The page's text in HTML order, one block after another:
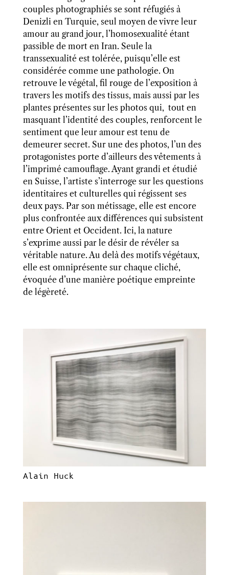
couples photographiés se sont réfugiés à
Denizli en Turquie, seul moyen de vivre leur
amour au grand jour, l’homosexualité étant
passible de mort en Iran. Seule la
transsexualité est tolérée, puisqu’elle est
considérée comme une pathologie. On
retrouve le végétal, fil rouge de l’exposition à
travers les motifs des tissus, mais aussi par les
plantes présentes sur les photos qui, tout en
masquant l’identité des couples, renforcent le
sentiment que leur amour est tenu de
demeurer secret. Sur une des photos, l’un des
protagonistes porte d’ailleurs des vêtements à
l’imprimé camouflage. Ayant grandi et étudié
en Suisse, l’artiste s’interroge sur les questions
identitaires et culturelles qui régissent ses
deux pays. Par son métissage, elle est encore
plus confrontée aux différences qui subsistent
entre Orient et Occident. Ici, la nature
s’exprime aussi par le désir de révéler sa
véritable nature. Au delà des motifs végétaux,
elle est omniprésente sur chaque cliché,
évoquée d’une manière poétique empreinte
de légèreté.
Alain Huck